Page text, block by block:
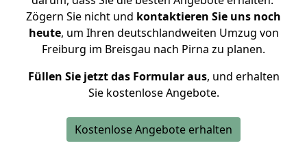
Zögern Sie nicht und kontaktieren Sie uns noch
heute, um Ihren deutschlandweiten Umzug von
Freiburg im Breisgau nach Pirna zu planen.
Füllen Sie jetzt das Formular aus, und erhalten
Sie kostenlose Angebote.
Kostenlose Angebote erhalten